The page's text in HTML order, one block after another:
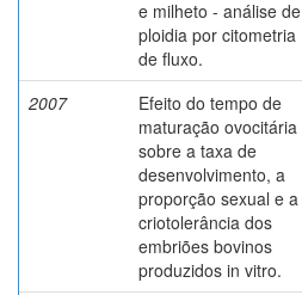
e milheto - análise de
ploidia por citometria
de fluxo.
2007
Efeito do tempo de
maturação ovocitária
sobre a taxa de
desenvolvimento, a
proporção sexual e a
criotolerância dos
embriões bovinos
produzidos in vitro.